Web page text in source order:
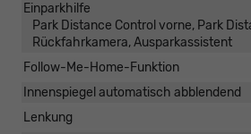
Einparkhilfe
Park Distance Control vorne, Park
Rückfahrkamera, Ausparkassistent
Follow-Me-Home-Funktion
Innenspiegel automatisch abblendend
Lenkung